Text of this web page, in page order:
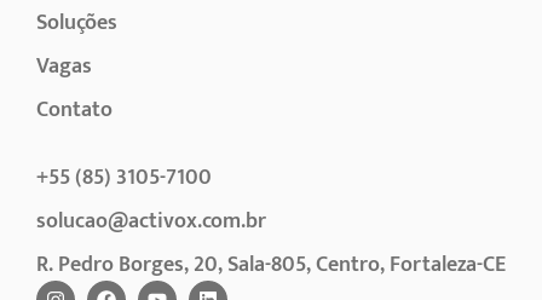
Soluções
Vagas
Contato
+55 (85) 3105-7100
solucao@activox.com.br
R. Pedro Borges, 20, Sala-805, Centro, Fortaleza-CE